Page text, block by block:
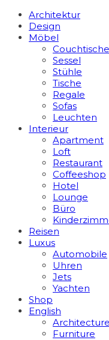
Architektur
Design
Möbel
Couchtische
Sessel
Stühle
Tische
Regale
Sofas
Leuchten
Interieur
Apart­ment
Loft
Restaurant
Coffeeshop
Hotel
Lounge
Büro
Reisen
Luxus
Automobile
Uhren
Jets
Yachten
Shop
English
Architecture
Furniture